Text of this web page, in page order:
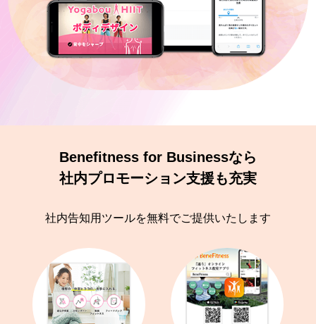
Benefitness for Businessなら
社内プロモーション支援も充実
社内告知用ツールを無料でご提供いたします